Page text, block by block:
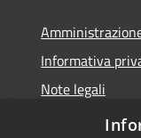
Informativa
Note legali
Dichiarazione